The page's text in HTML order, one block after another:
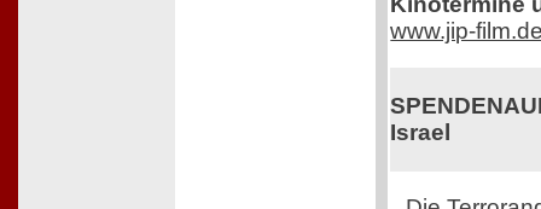
www.jip-
Israel